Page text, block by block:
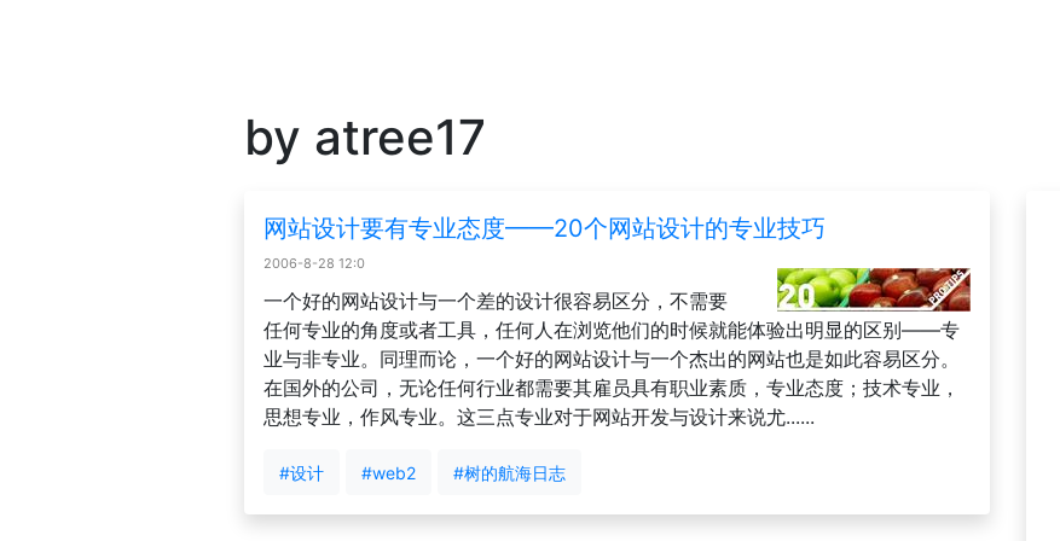
by atree17
网站设计要有专业态度——20个网站设计的专业技巧
2006-8-28 12:0
一个好的网站设计与一个差的设计很容易区分，不需要
任何专业的角度或者工具，任何人在浏览他们的时候就能体验出明显的区别——专
业与非专业。同理而论，一个好的网站设计与一个杰出的网站也是如此容易区分。
在国外的公司，无论任何行业都需要其雇员具有职业素质，专业态度；技术专业，
思想专业，作风专业。这三点专业对于网站开发与设计来说尤......
#设计 #web2 #树的航海日志